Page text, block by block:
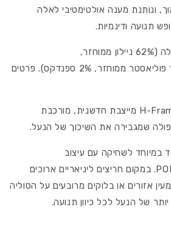
ונותנת מענה אולטימטיבי לאלה
תנועה ודינמיות.
– רשת ז'קארד כפולה (62% ניילון ממוחזר,
ממוחזר, 11% פוליאסטר ממוחזר, 2% ספנדקס). פרטים
H- מייצבת חדשנית, מורכבת
שמגבירה את השיכוך של הנעל.
במיוחד לשחיקה עם עיצוב
. במקום חריצים ליניאריים ארוכים
אזורים או בלוקים מרובעים על הסוליה
של הנעל לכל כיוון תנועה.